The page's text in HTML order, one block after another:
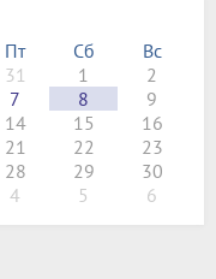
Пт Сб
Вс
31 1
2
7 8
9
14 15
16
21 22
23
28 29
30
4 5 6